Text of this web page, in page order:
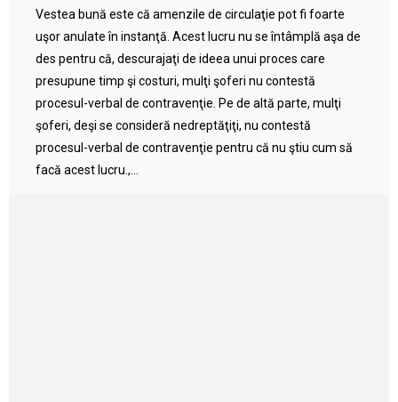
Vestea bună este că amenzile de circulaţie pot fi foarte
uşor anulate în instanţă. Acest lucru nu se întâmplă aşa de
des pentru că, descurajaţi de ideea unui proces care
presupune timp şi costuri, mulţi şoferi nu contestă
procesul-verbal de contravenţie. Pe de altă parte, mulţi
şoferi, deşi se consideră nedreptăţiţi, nu contestă
procesul-verbal de contravenţie pentru că nu ştiu cum să
facă acest lucru.,...